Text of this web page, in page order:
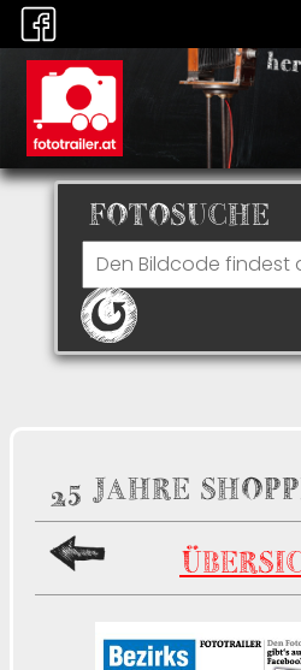
FOTOSUCHE
25 JAHRE